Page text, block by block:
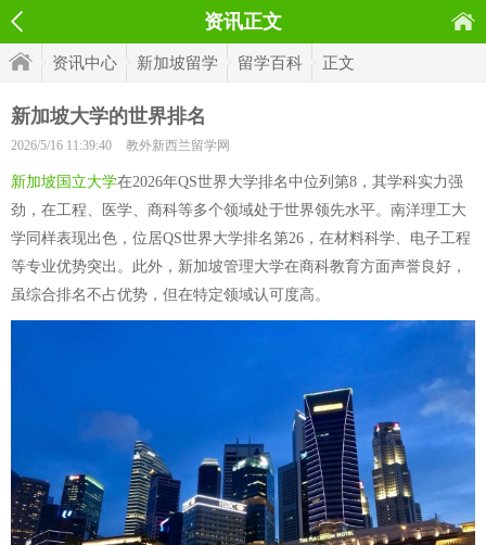
资讯正文
资讯中心 新加坡留学 留学百科 正文
新加坡大学的世界排名
2026/5/16 11:39:40 教外新西兰留学网
新加坡国立大学在2026年QS世界大学排名中位列第8，其学科实力强
劲，在工程、医学、商科等多个领域处于世界领先水平。南洋理工大
学同样表现出色，位居QS世界大学排名第26，在材料科学、电子工程
等专业优势突出。此外，新加坡管理大学在商科教育方面声誉良好，
虽综合排名不占优势，但在特定领域认可度高。